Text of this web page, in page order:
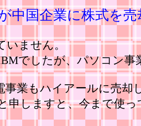
中国企業に株式を
いません。
でしたが、パソコン
事業もハイアールに売
申しますと、今まで使